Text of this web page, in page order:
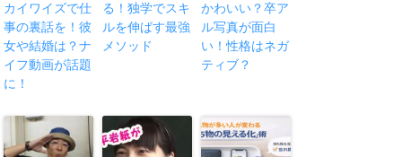
カイワイズで仕
事の裏話を！彼
女や結婚は？ナ
イフ動画が話題
に！
る！独学でスキ
ルを伸ばす最強
メソッド
かわいい？卒ア
ル写真が面白
い！性格はネガ
ティブ？